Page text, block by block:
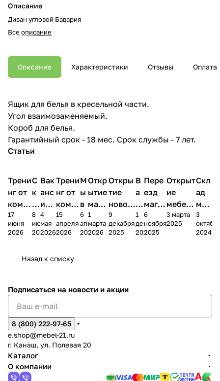
Описание
Диван угловой Бавария
Все описание
Описание Характеристики Отзывы Оплата
Ящик для белья в кресельной части.
Угол взаимозаменяемый.
Короб для белья.
Гарантийный срок - 18 мес. Срок службы - 7 лет.
Статьи
Трени
нг от
комп
ании
Мело
17
июня
2026
С
к
и
д
к
2
8
июня
2026
Вак
анс
ия в
Чеб
окс
4
мая
2026
Трени
нг от
комп
ании
Мело
15
апреля
2026
М
ы
в
М
А
6
апреля
2026
Откр
ытие
мага
зина
в
1
марта
2026
Откры
тие
новог
о
магаз
9
декабря
2025
В
а
к
а
н
1
декабря
2025
Пере
езд
магаз
ина в
г.
6
ноября
2025
Открыт
ие
мебель
ного
салона
3 марта
2025
Скл
ад
меб
ели
пер
3
2024
Назад к списку
Подписаться на новости и акции
8 (800) 222-97-65
e.shop@mebel-21.ru
г. Канаш, ул. Полевая 20
Каталог
О компании